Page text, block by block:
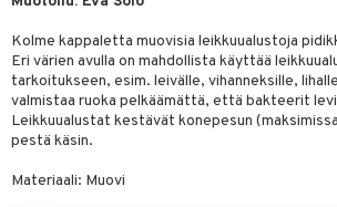
Kolme kappaletta muovisia leikkuualustoja
Eri värien avulla on mahdollista käyttää
tarkoitukseen, esim. leivälle, vihanneksille,
valmistaa ruoka pelkäämättä, että bakteerit
Leikkuualustat kestävät konepesun
pestä käsin.
Materiaali: Muovi
& Tyynyliinat
& Peitot
& Korit
& Veistokset
& Lyhdyt
& Hyllyt
tekstiilit
tekstiilit
ruokinta
& Lyhdyt